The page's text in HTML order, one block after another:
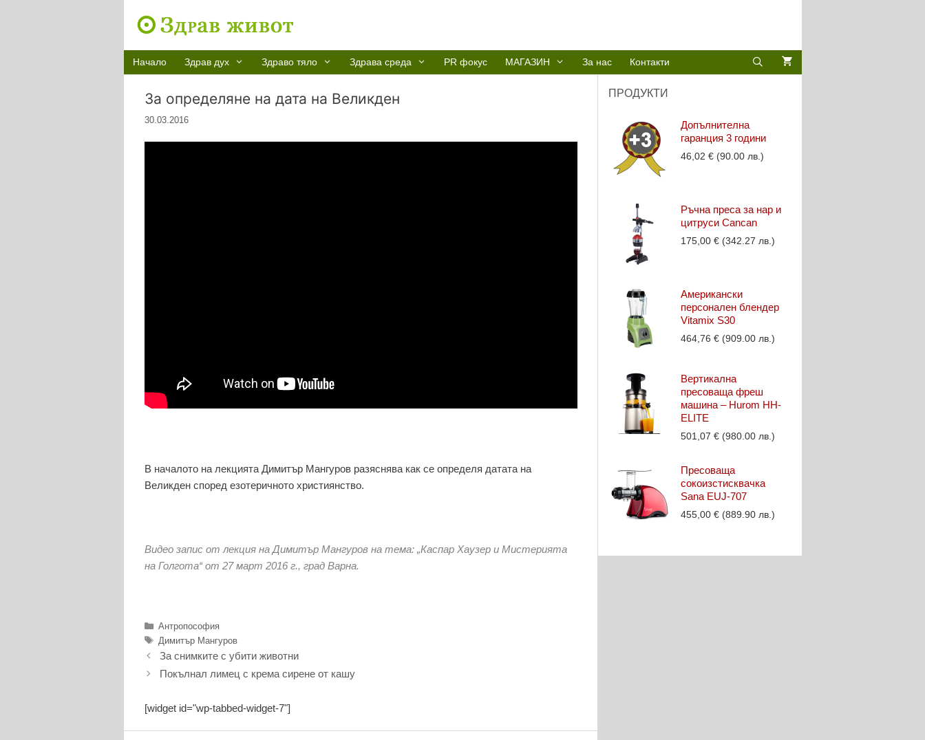
Начало Здрав дух Здраво тяло Здрава среда PR фокус МАГАЗИН За нас Контакти
За определяне на дата на Великден
30.03.2016
В началото на лекцията Димитър Мангуров разяснява как се определя датата на
Великден според езотеричното християнство.
Видео запис от лекция на Димитър Мангуров на тема: „Каспар Хаузер и Мистерията
на Голгота“ от 27 март 2016 г., град Варна.
Категории
Антропософия
Етикети
Димитър Мангуров
За снимките с убити животни
Покълнал лимец с крема сирене от кашу
[widget id="wp-tabbed-widget-7"]
ПРОДУКТИ
Допълнителна
гаранция 3 години
46,02 € (90.00 лв.)
Ръчна преса за нар и
цитруси Cancan
175,00 € (342.27 лв.)
Американски
персонален блендер
Vitamix S30
464,76 € (909.00 лв.)
Вертикална
пресоваща фреш
машина – Hurom HH-
ELITE
501,07 € (980.00 лв.)
Пресоваща
сокоизстисквачка
Sana EUJ-707
455,00 € (889.90 лв.)